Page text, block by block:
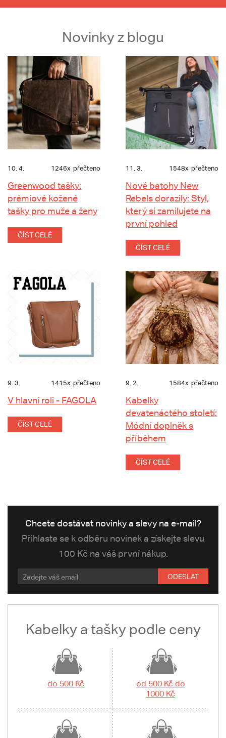
Novinky z blogu
10. 4. 1246x přečteno
Greenwood tašky:
prémiové kožené
tašky pro muže a ženy
ČÍST CELÉ
11. 3. 1548x přečteno
Nové batohy New
Rebels dorazily: Styl,
který si zamilujete na
první pohled
ČÍST CELÉ
9. 3. 1415x přečteno
V hlavní roli - FAGOLA
ČÍST CELÉ
9. 2. 1584x přečteno
Kabelky
devatenáctého století:
Módní doplněk s
příběhem
ČÍST CELÉ
Chcete dostávat novinky a slevy na e-mail?
Přihlaste se k odběru novinek a získejte slevu
100 Kč na váš první nákup.
ODESLAT
Kabelky a tašky podle ceny
do 500 Kč
od 500 Kč do
1000 Kč